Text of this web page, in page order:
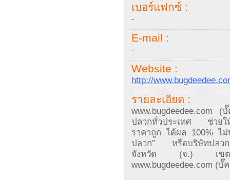
เบอร์แฟกซ์ :
-
E-mail :
-
Website :
http://
รายละเอียด :
www.bugdeedee.com
ปลวกทั่วประเทศ ช่วยใ
ราคาถูก ได้ผล 100% ไ
ปลวก” หรือบริษัทปลวก
จังหวัด (จ.) เขตอ
www.bugdeedee.com (